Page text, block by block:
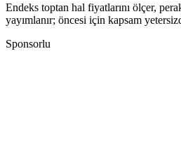
Endeks toptan hal fiyatlarını ölçer,
yayımlanır; öncesi için kapsam
Sponsorlu